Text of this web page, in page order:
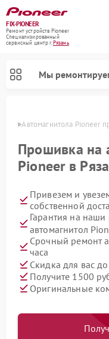
FIX-PIONEER
Ремонт устройств Pioneer
Специализированный
cервисный центр г.Рязань
Мы
Автомагнитола Pioneer
Прошивка на
Pioneer в
Привезем и
собственной
Гарантия на
автомагнитол
Срочный ремонт
часа
Скидка для вас до
Получите 1500
Оригинальные